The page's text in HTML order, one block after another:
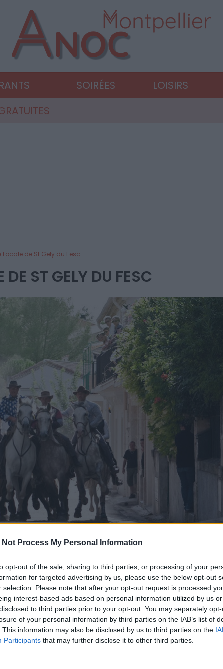
Not Process My Personal Information
opt-out of the sale, sharing to third parties, or processing of your
for targeted advertising by us, please use the below opt-out
selection. Please note that after your opt-out request is processed
interest-based ads based on personal information utilized by us
to third parties prior to your opt-out. You may separately
of your personal information by third parties on the IAB’s list of
This information may also be disclosed by us to third parties on the
Participants that may further disclose it to other third parties.
SOIRÉES
LOISIRS
Locale de St Gely du Fesc
DE ST GELY DU FESC
2018 à 13h57
du Fesc vous invite à découvrir les traditions du
au lundi 27 août 2018.
de villagedeSt Gély du Fesc.